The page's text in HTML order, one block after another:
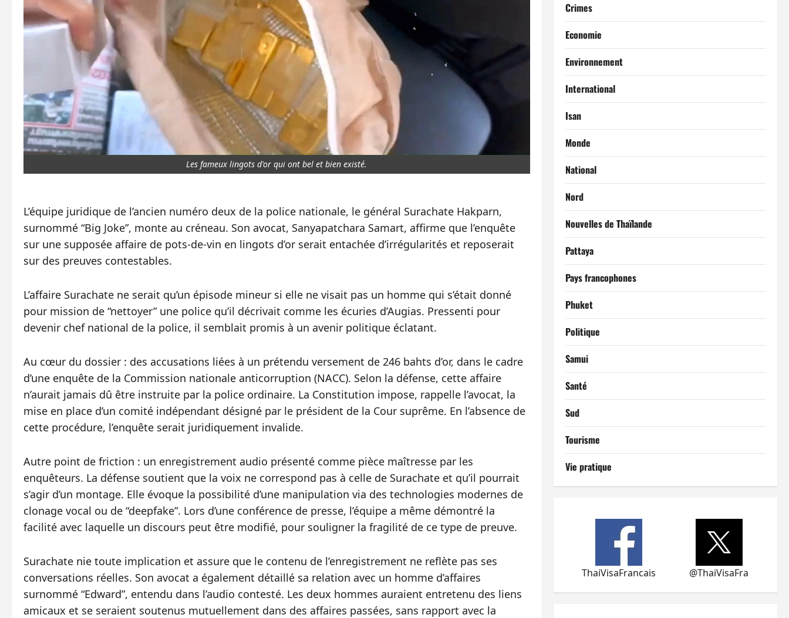
Les fameux lingots d'or qui ont bel et bien existé.
L’équipe juridique de l’ancien numéro deux de la police nationale, le général Surachate Hakparn,
surnommé “Big Joke”, monte au créneau. Son avocat, Sanyapatchara Samart, affirme que l’enquête
sur une supposée affaire de pots‑de‑vin en lingots d’or serait entachée d’irrégularités et reposerait
sur des preuves contestables.
L’affaire Surachate ne serait qu’un épisode mineur si elle ne visait pas un homme qui s’était donné
pour mission de “nettoyer” une police qu’il décrivait comme les écuries d’Augias. Pressenti pour
devenir chef national de la police, il semblait promis à un avenir politique éclatant.
Au cœur du dossier : des accusations liées à un prétendu versement de 246 bahts d’or, dans le cadre
d’une enquête de la Commission nationale anticorruption (NACC). Selon la défense, cette affaire
n’aurait jamais dû être instruite par la police ordinaire. La Constitution impose, rappelle l’avocat, la
mise en place d’un comité indépendant désigné par le président de la Cour suprême. En l’absence de
cette procédure, l’enquête serait juridiquement invalide.
Autre point de friction : un enregistrement audio présenté comme pièce maîtresse par les
enquêteurs. La défense soutient que la voix ne correspond pas à celle de Surachate et qu’il pourrait
s’agir d’un montage. Elle évoque la possibilité d’une manipulation via des technologies modernes de
clonage vocal ou de “deepfake”. Lors d’une conférence de presse, l’équipe a même démontré la
facilité avec laquelle un discours peut être modifié, pour souligner la fragilité de ce type de preuve.
Surachate nie toute implication et assure que le contenu de l’enregistrement ne reflète pas ses
conversations réelles. Son avocat a également détaillé sa relation avec un homme d’affaires
surnommé “Edward”, entendu dans l’audio contesté. Les deux hommes auraient entretenu des liens
amicaux et se seraient soutenus mutuellement dans des affaires passées, sans rapport avec la
Crimes
Economie
Environnement
International
Isan
Monde
National
Nord
Nouvelles de Thaïlande
Pattaya
Pays francophones
Phuket
Politique
Samui
Santé
Sud
Tourisme
Vie pratique
ThaiVisaFrancais @ThaiVisaFra